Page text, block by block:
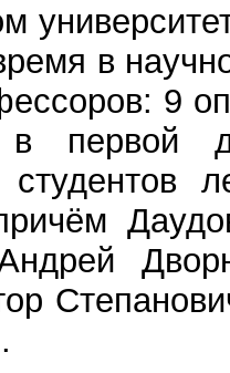
в
9
в первой